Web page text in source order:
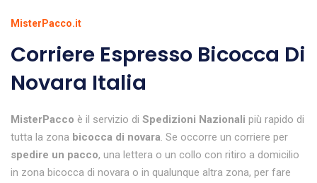
MisterPacco.it
Corriere Espresso Bicocca Di
Novara Italia
MisterPacco è il servizio di Spedizioni Nazionali più rapido di
tutta la zona bicocca di novara. Se occorre un corriere per
spedire un pacco, una lettera o un collo con ritiro a domicilio
in zona bicocca di novara o in qualunque altra zona, per fare